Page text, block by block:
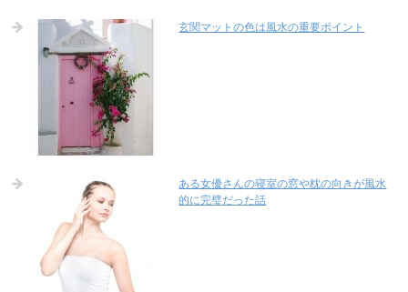
玄関マットの色は風水の重要ポイント
ある女優さんの寝室の窓や枕の向きが風水
的に完璧だった話